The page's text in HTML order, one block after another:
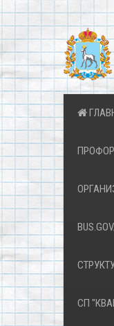
СП